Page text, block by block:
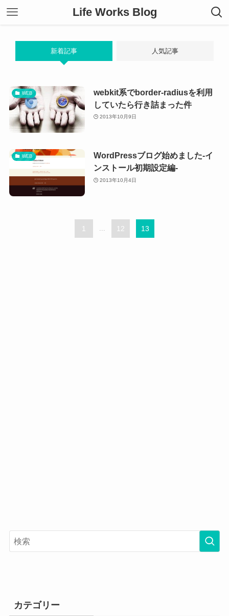
Life Works Blog
新着記事 人気記事
WEB
webkit系でborder-radiusを利用
していたら行き詰まった件
2013年10月9日
WEB
WordPressブログ始めました-イ
ンストール初期設定編-
2013年10月4日
1 ... 12 13
カテゴリー